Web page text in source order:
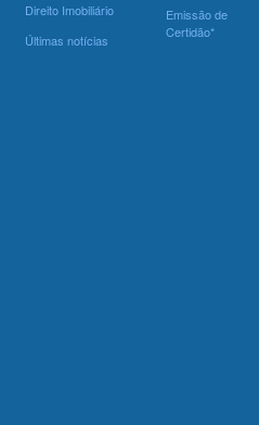
Direito Imobiliário
Últimas notícias
Emissão de
Certidão*